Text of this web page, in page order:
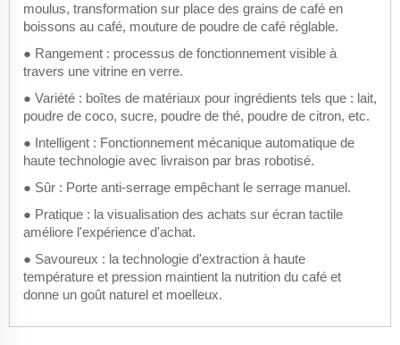
moulus, transformation sur place des grains de café en
boissons au café, mouture de poudre de café réglable.
● Rangement : processus de fonctionnement visible à
travers une vitrine en verre.
● Variété : boîtes de matériaux pour ingrédients tels que : lait,
poudre de coco, sucre, poudre de thé, poudre de citron, etc.
● Intelligent : Fonctionnement mécanique automatique de
haute technologie avec livraison par bras robotisé.
● Sûr : Porte anti-serrage empêchant le serrage manuel.
● Pratique : la visualisation des achats sur écran tactile
améliore l'expérience d'achat.
● Savoureux : la technologie d'extraction à haute
température et pression maintient la nutrition du café et
donne un goût naturel et moelleux.